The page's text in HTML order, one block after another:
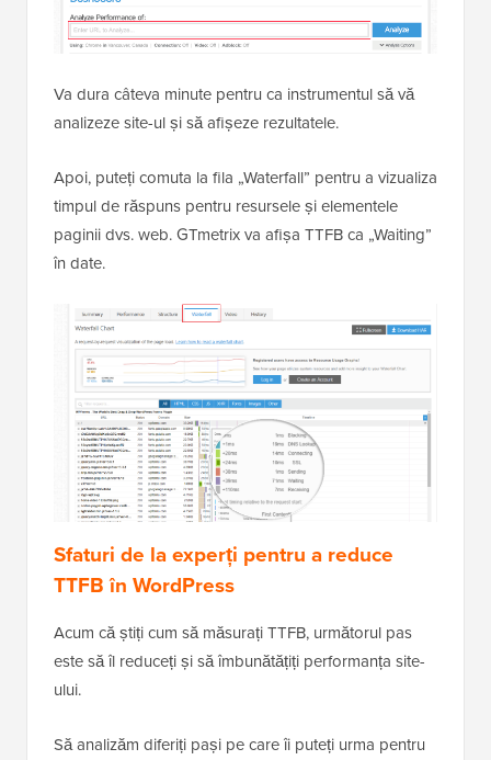
Va dura câteva minute pentru ca instrumentul să vă
analizeze site-ul și să afișeze rezultatele.
Apoi, puteți comuta la fila „Waterfall” pentru a vizualiza
timpul de răspuns pentru resursele și elementele
paginii dvs. web. GTmetrix va afișa TTFB ca „Waiting”
în date.
Sfaturi de la experți pentru a reduce
TTFB în WordPress
Acum că știți cum să măsurați TTFB, următorul pas
este să îl reduceți și să îmbunătățiți performanța site-
ului.
Să analizăm diferiți pași pe care îi puteți urma pentru